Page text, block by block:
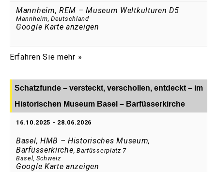
Mannheim, REM – Museum Weltkulturen D5
Mannheim, Deutschland
Google Karte anzeigen
Erfahren Sie mehr »
Schatzfunde – versteckt, verschollen, entdeckt – im
Historischen Museum Basel – Barfüsserkirche
16.10.2025 - 28.06.2026
Basel, HMB – Historisches Museum,
Barfüsserkirche, Barfüsserplatz 7
Basel, Schweiz
Google Karte anzeigen